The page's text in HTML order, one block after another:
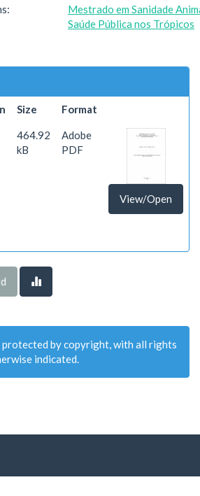
Mestrado em Sanidade
Saúde Pública nos Trópicos
Size Format
464.92
kB
Adobe
PDF
View/Open
protected by copyright, with all rights
indicated.